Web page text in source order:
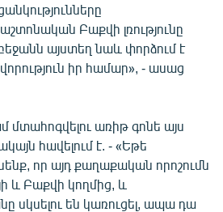
Բաքվի լռությունը
այստեղ նաև փորձում է
իր համար», - ասաց
առիթ գոնե այս
հավելում է. - «Եթե
որ այդ քաղաքական որոշումն
և Բաքվի կողմից, և
սկսելու են կառուցել, ապա դա